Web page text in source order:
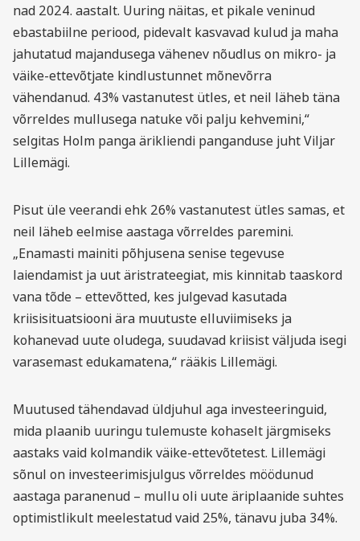
nad 2024. aastalt. Uuring näitas, et pikale veninud
ebastabiilne periood, pidevalt kasvavad kulud ja maha
jahutatud majandusega vähenev nõudlus on mikro- ja
väike-ettevõtjate kindlustunnet mõnevõrra
vähendanud. 43% vastanutest ütles, et neil läheb täna
võrreldes mullusega natuke või palju kehvemini,“
selgitas Holm panga ärikliendi panganduse juht Viljar
Lillemägi.
Pisut üle veerandi ehk 26% vastanutest ütles samas, et
neil läheb eelmise aastaga võrreldes paremini.
„Enamasti mainiti põhjusena senise tegevuse
laiendamist ja uut äristrateegiat, mis kinnitab taaskord
vana tõde – ettevõtted, kes julgevad kasutada
kriisisituatsiooni ära muutuste elluviimiseks ja
kohanevad uute oludega, suudavad kriisist väljuda isegi
varasemast edukamatena,“ rääkis Lillemägi.
Muutused tähendavad üldjuhul aga investeeringuid,
mida plaanib uuringu tulemuste kohaselt järgmiseks
aastaks vaid kolmandik väike-ettevõtetest. Lillemägi
sõnul on investeerimisjulgus võrreldes möödunud
aastaga paranenud – mullu oli uute äriplaanide suhtes
optimistlikult meelestatud vaid 25%, tänavu juba 34%.